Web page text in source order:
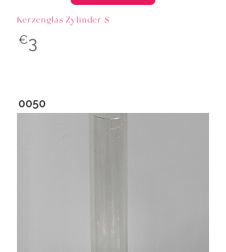
Kerzenglas Zylinder S
3
€
0050